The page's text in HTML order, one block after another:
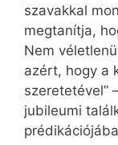
szavakkal
megtanítja,
Nem
azért, hogy a
szeretetével”
jubileumi